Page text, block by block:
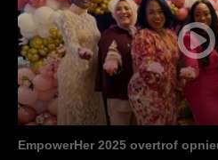
EmpowerHer 2025 overtrof